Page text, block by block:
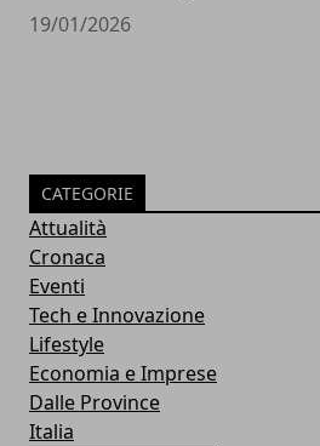
19/01/2026
CATEGORIE
Attualità
Cronaca
Eventi
Tech e Innovazione
Lifestyle
Economia e Imprese
Dalle Province
Italia